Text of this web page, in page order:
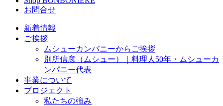
お問合せ
新着情報
ご挨拶
ムシューカンパニーからご挨拶
別所信彦（ムシュー）｜料理人50年・ムシューカ
ンパニー代表
事業について
プロジェクト
私たちの強み